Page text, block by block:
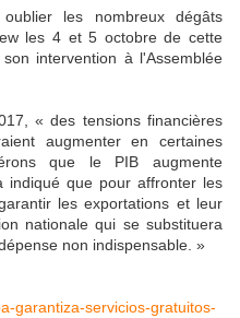
les nombreux dégâts
les 4 et 5 octobre de cette
intervention à l'Assemblée
« des tensions financières
augmenter en certaines
que le PIB augmente
indiqué que pour affronter les
les exportations et leur
nationale qui se substituera
non indispensable. »
garantiza-servicios-gratuitos-